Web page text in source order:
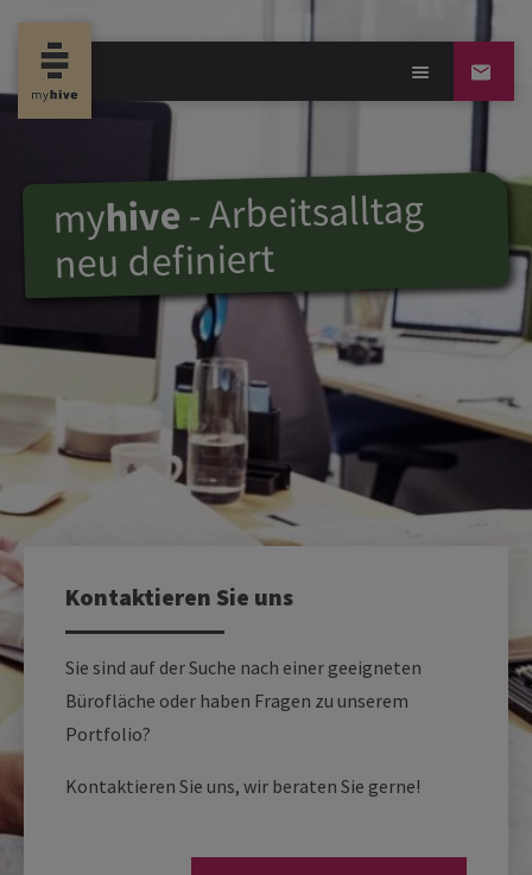
myhive- Arbeitsalltag
neu definiert
Kontaktieren Sie uns
Sie sind auf der Suche nach einer geeigneten
Bürofläche oder haben Fragen zu unserem
Portfolio?
Kontaktieren Sie uns, wir beraten Sie gerne!